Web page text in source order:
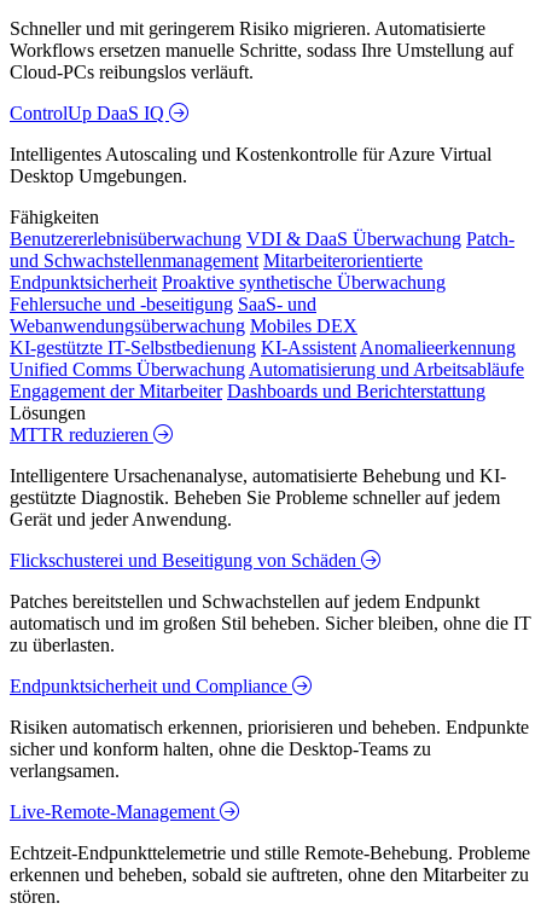
Schneller und mit geringerem Risiko migrieren. Automatisierte
Workflows ersetzen manuelle Schritte, sodass Ihre Umstellung auf
Cloud-PCs reibungslos verläuft.
ControlUp DaaS IQ
Intelligentes Autoscaling und Kostenkontrolle für Azure Virtual
Desktop Umgebungen.
Fähigkeiten
Benutzererlebnisüberwachung VDI & DaaS Überwachung Patch-
und Schwachstellenmanagement Mitarbeiterorientierte
Endpunktsicherheit Proaktive synthetische Überwachung
Fehlersuche und -beseitigung SaaS- und
Webanwendungsüberwachung Mobiles DEX
KI-gestützte IT-Selbstbedienung KI-Assistent Anomalieerkennung
Unified Comms Überwachung Automatisierung und Arbeitsabläufe
Engagement der Mitarbeiter Dashboards und Berichterstattung
Lösungen
MTTR reduzieren
Intelligentere Ursachenanalyse, automatisierte Behebung und KI-
gestützte Diagnostik. Beheben Sie Probleme schneller auf jedem
Gerät und jeder Anwendung.
Flickschusterei und Beseitigung von Schäden
Patches bereitstellen und Schwachstellen auf jedem Endpunkt
automatisch und im großen Stil beheben. Sicher bleiben, ohne die IT
zu überlasten.
Endpunktsicherheit und Compliance
Risiken automatisch erkennen, priorisieren und beheben. Endpunkte
sicher und konform halten, ohne die Desktop-Teams zu
verlangsamen.
Live-Remote-Management
Echtzeit-Endpunkttelemetrie und stille Remote-Behebung. Probleme
erkennen und beheben, sobald sie auftreten, ohne den Mitarbeiter zu
stören.